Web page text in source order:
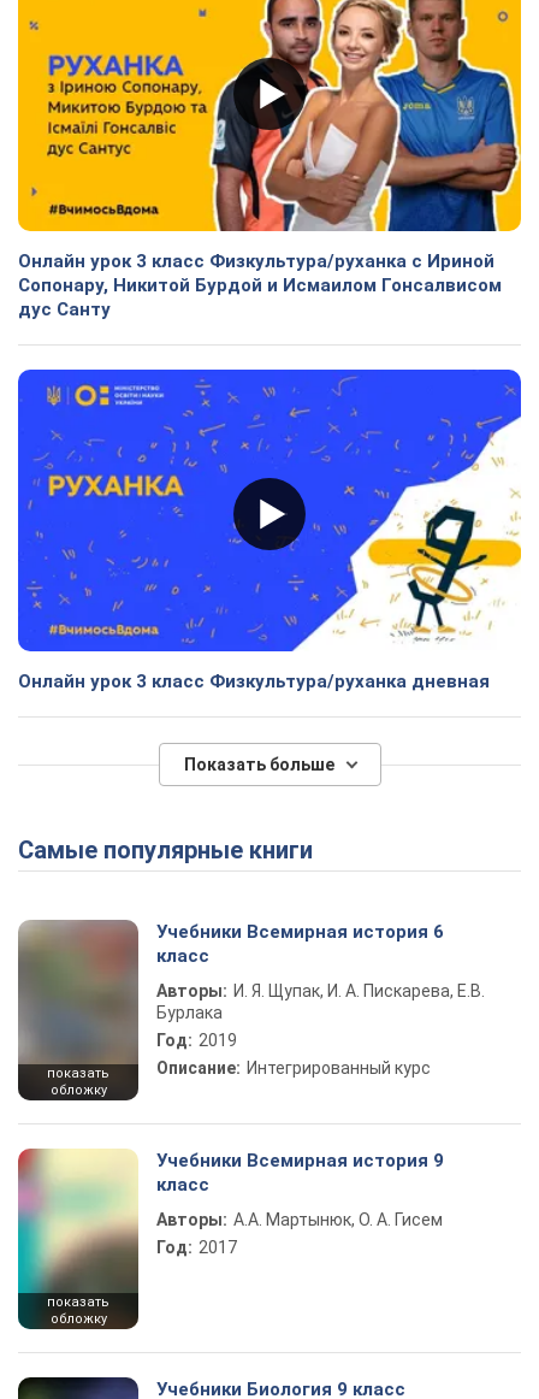
Онлайн урок 3 класс Физкультура/руханка с Ириной
Сопонару, Никитой Бурдой и Исмаилом Гонсалвисом
дус Санту
Онлайн урок 3 класс Физкультура/руханка дневная
Показать больше
Самые популярные книги
показать
обложку
Учебники Всемирная история 6
класс
Авторы: И. Я. Щупак, И. А. Пискарева, Е.В.
Бурлака
Год: 2019
Описание: Интегрированный курс
показать
обложку
Учебники Всемирная история 9
класс
Авторы: А.А. Мартынюк, О. А. Гисем
Год: 2017
Учебники Биология 9 класс